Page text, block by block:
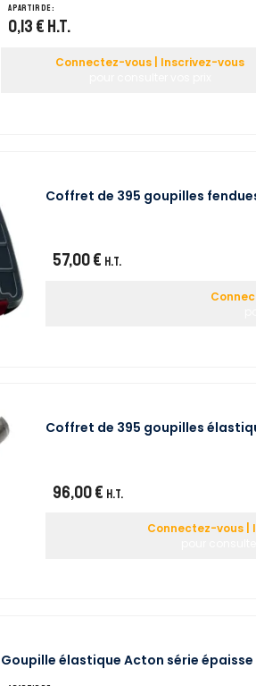
A partir de :
0,13 € H.T.
Connectez-vous | Inscrivez-vous
Coffret de 395 goupilles
57,00 € H.T.
Coffret de 395 goupilles
96,00 € H.T.
Connectez-vous |
Goupille élastique Acton série épaisse